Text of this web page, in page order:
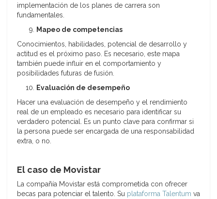
implementación de los planes de carrera son
fundamentales.
Mapeo de competencias
Conocimientos, habilidades, potencial de desarrollo y
actitud es el próximo paso. Es necesario, este mapa
también puede influir en el comportamiento y
posibilidades futuras de fusión.
Evaluación de desempeño
Hacer una evaluación de desempeño y el rendimiento
real de un empleado es necesario para identificar su
verdadero potencial. Es un punto clave para confirmar si
la persona puede ser encargada de una responsabilidad
extra, o no.
El caso de Movistar
La compañía Movistar está comprometida con ofrecer
becas para potenciar el talento. Su plataforma Talentum va